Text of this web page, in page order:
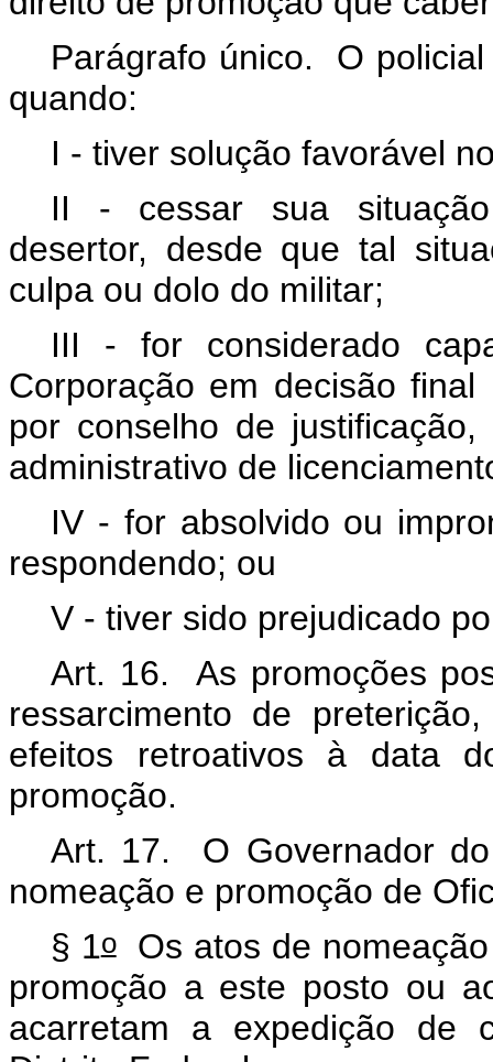
Parágrafo único. O
quando:
I - tiver solução favorável
II - cessar sua
desertor, desde que tal
culpa ou dolo do militar;
III - for considerado
Corporação em decisão
por conselho de
administrativo de
IV - for absolvido ou
respondendo; ou
V - tiver sido prejudicado
Art. 16. As promoções
ressarcimento de
efeitos retroativos à data
promoção.
Art. 17. O Governador
nomeação e promoção de
§ 1oOs atos de nomeação
promoção a este posto ou
acarretam a expedição de